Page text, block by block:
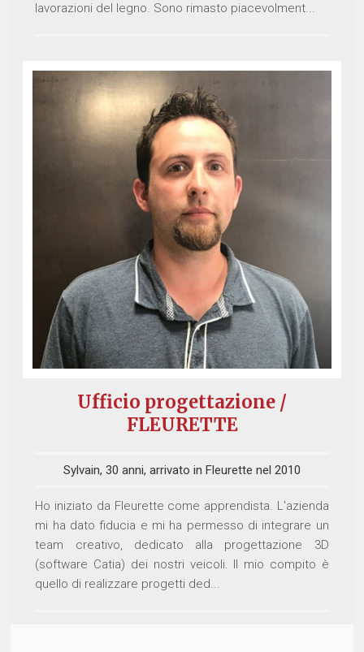
lavorazioni del legno. Sono rimasto piacevolment...
Ufficio progettazione /
FLEURETTE
Sylvain, 30 anni, arrivato in Fleurette nel 2010
Ho iniziato da Fleurette come apprendista. L'azienda
mi ha dato fiducia e mi ha permesso di integrare un
team creativo, dedicato alla progettazione 3D
(software Catia) dei nostri veicoli. Il mio compito è
quello di realizzare progetti ded...